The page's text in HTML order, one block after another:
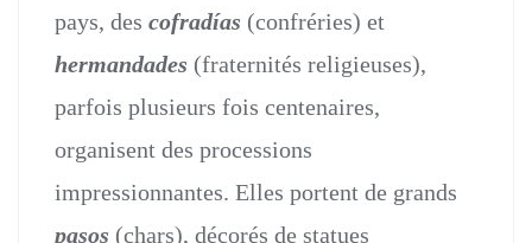
pays, des cofradías (confréries) et
hermandades (fraternités religieuses),
parfois plusieurs fois centenaires,
organisent des processions
impressionnantes. Elles portent de grands
pasos (chars), décorés de statues